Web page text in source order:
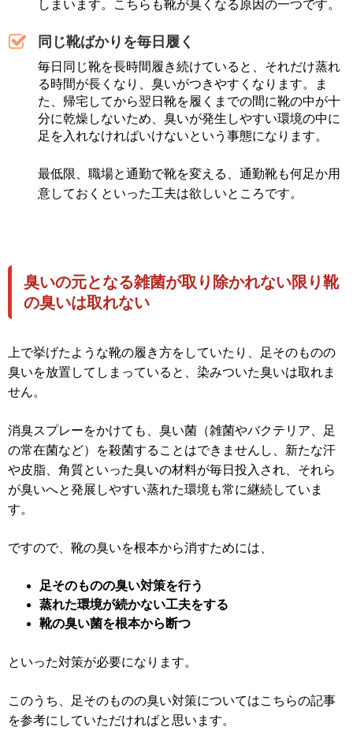
しまいます。こちらも靴が臭くなる原因の一つです。
同じ靴ばかりを毎日履く
毎日同じ靴を長時間履き続けていると、それだけ蒸れ
る時間が長くなり、臭いがつきやすくなります。ま
た、帰宅してから翌日靴を履くまでの間に靴の中が十
分に乾燥しないため、臭いが発生しやすい環境の中に
足を入れなければいけないという事態になります。
最低限、職場と通勤で靴を変える、通勤靴も何足か用
意しておくといった工夫は欲しいところです。
臭いの元となる雑菌が取り除かれない限り靴
の臭いは取れない
上で挙げたような靴の履き方をしていたり、足そのものの
臭いを放置してしまっていると、染みついた臭いは取れま
せん。
消臭スプレーをかけても、臭い菌（雑菌やバクテリア、足
の常在菌など）を殺菌することはできませんし、新たな汗
や皮脂、角質といった臭いの材料が毎日投入され、それら
が臭いへと発展しやすい蒸れた環境も常に継続していま
す。
ですので、靴の臭いを根本から消すためには、
足そのものの臭い対策を行う
蒸れた環境が続かない工夫をする
靴の臭い菌を根本から断つ
といった対策が必要になります。
このうち、足そのものの臭い対策についてはこちらの記事
を参考にしていただければと思います。